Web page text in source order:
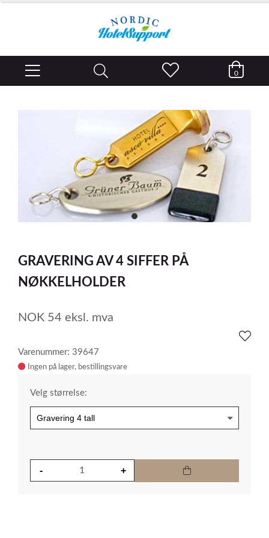
0
item
of
1
GRAVERING AV 4 SIFFER PÅ
NØKKELHOLDER
NOK 54 eksl. mva
Varenummer: 39647
Ingen på lager
Velg størrelse: